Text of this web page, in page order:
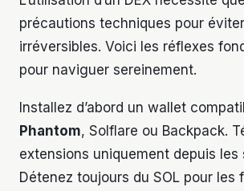
précautions techniques pour
irréversibles. Voici les réflexes
pour naviguer sereinement.
Installez d’abord un wallet
Phantom, Solflare ou Backpack.
extensions uniquement depuis les
Détenez toujours du SOL pour les